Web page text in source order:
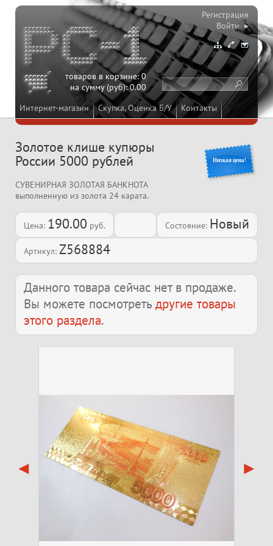
Интернет-магазин Скупка, Оценка Б/У Контакты
товаров в корзине:0
на сумму (руб):0.00
Регистрация
Войти ▸
Низкая цена!
Золотое клише купюры
России 5000 рублей
СУВЕНИРНАЯ ЗОЛОТАЯ БАНКНОТА
выполненную из золота 24 карата.
Цена: 190.00 руб. Состояние: Новый
Артикул: Z568884
Данного товара сейчас нет в продаже.
Вы можете посмотреть другие товары
этого раздела.